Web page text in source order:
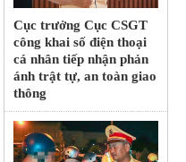
Cục trưởng Cục CSGT
công khai số điện thoại
cá nhân tiếp nhận phản
ánh trật tự, an toàn giao
thông